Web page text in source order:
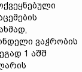
ვაჭრობის
1 აშშ